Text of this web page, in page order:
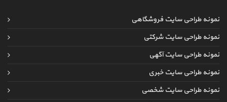
نمونه طراحی سایت فروشگاهی
نمونه طراحی سایت شرکتی
نمونه طراحی سایت آگهی
نمونه طراحی سایت خبری
نمونه طراحی سایت شخصی